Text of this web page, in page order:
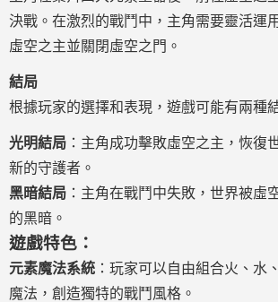
決戰。在激烈的戰鬥中，主角需要靈活運
虛空之主並關閉虛空之門。
結局
根據玩家的選擇和表現，遊戲可能有兩種
光明結局 ：主角成功擊敗虛空之主，恢復
新的守護者。
黑暗結局 ：主角在戰鬥中失敗，世界被虛
的黑暗。
遊戲特色：
元素魔法系統 ：玩家可以自由組合火、水
魔法，創造獨特的戰鬥風格。